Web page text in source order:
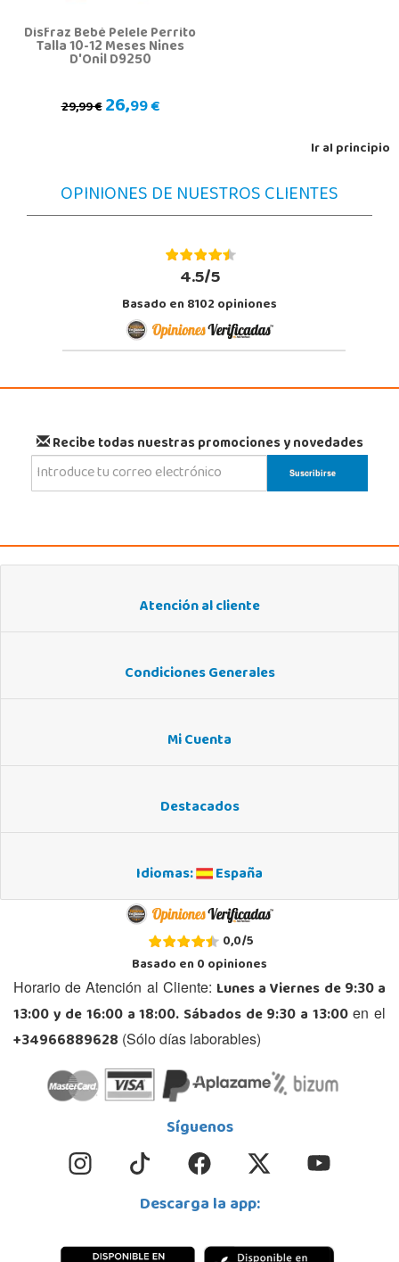
Disfraz Bebé Pelele Perrito
Talla 10-12 Meses Nines
D'Onil D9250
29,99 €26,99 €
Ir al principio
OPINIONES DE NUESTROS CLIENTES
4.5/5
Basado en 8102 opiniones
Recibe todas nuestras promociones y novedades
Atención al cliente
Condiciones Generales
Mi Cuenta
Destacados
Idiomas: España
0,0/5
Basado en0opiniones
Horario de Atención al Cliente: Lunes a Viernes de 9:30 a
13:00 y de 16:00 a 18:00. Sábados de 9:30 a 13:00en el
+34966889628 (Sólo días laborables)
Síguenos
Descarga la app: